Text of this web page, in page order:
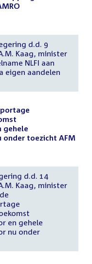
d.d. 9
Kaag, minister
NLFI aan
eigen aandelen
gehele
onder toezicht AFM
d.d. 14
Kaag, minister
en gehele
nu onder